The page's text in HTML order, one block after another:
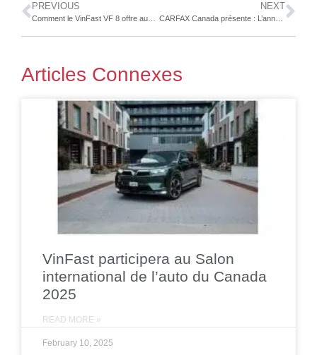
PREVIOUS NEXT
CARFAX Canada présente : L’année 2023 en revue
Articles Connexes
VinFast participera au Salon
international de l’auto du Canada
2025
READ MORE »
February 10, 2025